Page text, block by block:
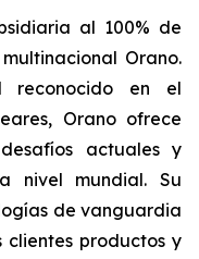
al 100% de
Orano.
reconocido en el
Orano ofrece
actuales y
nivel mundial. Su
de vanguardia
clientes productos y